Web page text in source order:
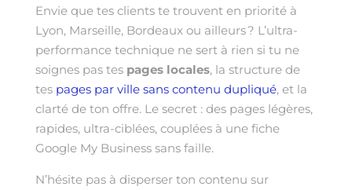
Envie que tes clients te trouvent en priorité à
Lyon, Marseille, Bordeaux ou ailleurs ? L’ultra-
performance technique ne sert à rien si tu ne
soignes pas tes pages locales, la structure de
tes pages par ville sans contenu dupliqué, et la
clarté de ton offre. Le secret : des pages légères,
rapides, ultra-ciblées, couplées à une fiche
Google My Business sans faille.
N’hésite pas à disperser ton contenu sur